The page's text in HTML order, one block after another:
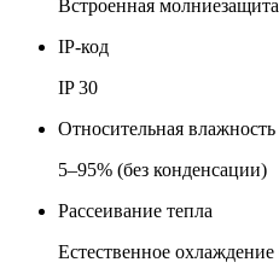
Встроенная
IP-код
IP 30
Относительная влажность
5–95% (без конденсации)
Рассеивание тепла
Естественное охлаждение